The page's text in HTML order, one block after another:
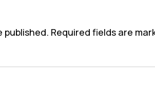
published. Required fields are